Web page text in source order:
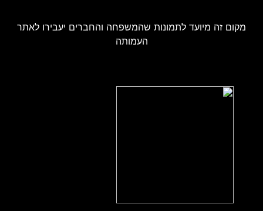
מקום זה מיועד לתמונות שהמשפחה והחברים יעבירו לאתר
העמותה